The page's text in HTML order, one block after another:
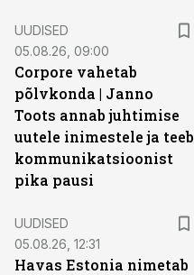
UUDISED
05.08.26, 09:00
Corpore vahetab
põlvkonda | Janno
Toots annab juhtimise
uutele inimestele ja teeb
kommunikatsioonist
pika pausi
UUDISED
05.08.26, 12:31
Havas Estonia nimetab